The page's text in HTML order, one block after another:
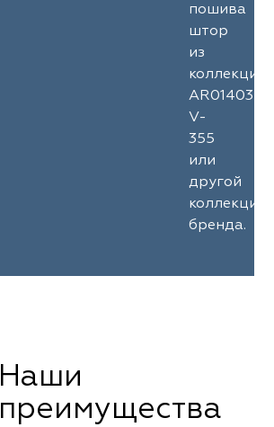
пошива
штор
из
AR01403
V-
355
или
другой
коллекции
бренда.
Наши
преимущества